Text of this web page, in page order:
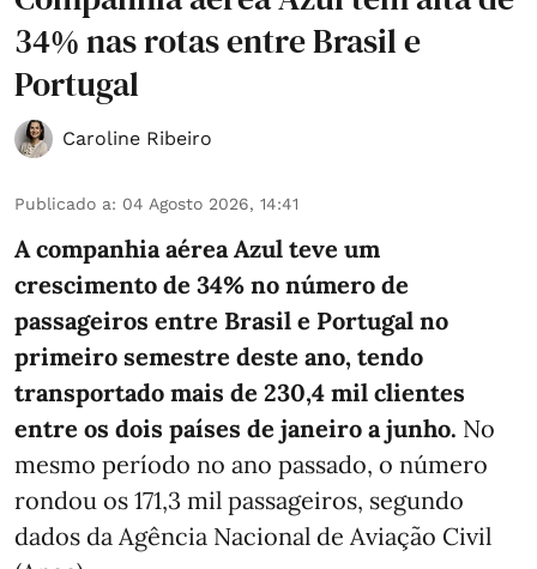
34% nas rotas entre Brasil e
Portugal
Caroline Ribeiro
Publicado a: 04 Agosto 2026, 14:41
A companhia aérea Azul teve um
crescimento de 34% no número de
passageiros entre Brasil e Portugal no
primeiro semestre deste ano, tendo
transportado mais de 230,4 mil clientes
entre os dois países de janeiro a junho. No
mesmo período no ano passado, o número
rondou os 171,3 mil passageiros, segundo
dados da Agência Nacional de Aviação Civil